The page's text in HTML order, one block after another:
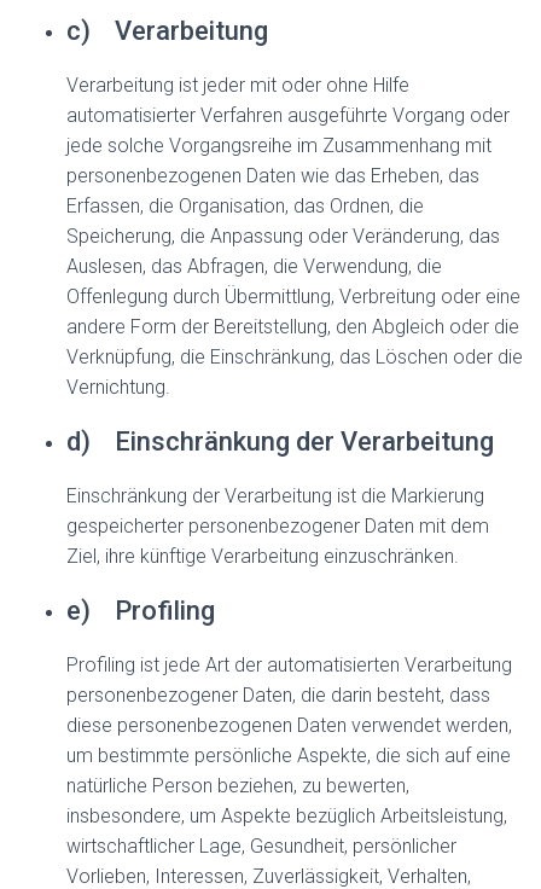
c) Verarbeitung
Verarbeitung ist jeder mit oder ohne Hilfe
automatisierter Verfahren ausgeführte Vorgang oder
jede solche Vorgangsreihe im Zusammenhang mit
personenbezogenen Daten wie das Erheben, das
Erfassen, die Organisation, das Ordnen, die
Speicherung, die Anpassung oder Veränderung, das
Auslesen, das Abfragen, die Verwendung, die
Offenlegung durch Übermittlung, Verbreitung oder eine
andere Form der Bereitstellung, den Abgleich oder die
Verknüpfung, die Einschränkung, das Löschen oder die
Vernichtung.
d) Einschränkung der Verarbeitung
Einschränkung der Verarbeitung ist die Markierung
gespeicherter personenbezogener Daten mit dem
Ziel, ihre künftige Verarbeitung einzuschränken.
e) Profiling
Profiling ist jede Art der automatisierten Verarbeitung
personenbezogener Daten, die darin besteht, dass
diese personenbezogenen Daten verwendet werden,
um bestimmte persönliche Aspekte, die sich auf eine
natürliche Person beziehen, zu bewerten,
insbesondere, um Aspekte bezüglich Arbeitsleistung,
wirtschaftlicher Lage, Gesundheit, persönlicher
Vorlieben, Interessen, Zuverlässigkeit, Verhalten,